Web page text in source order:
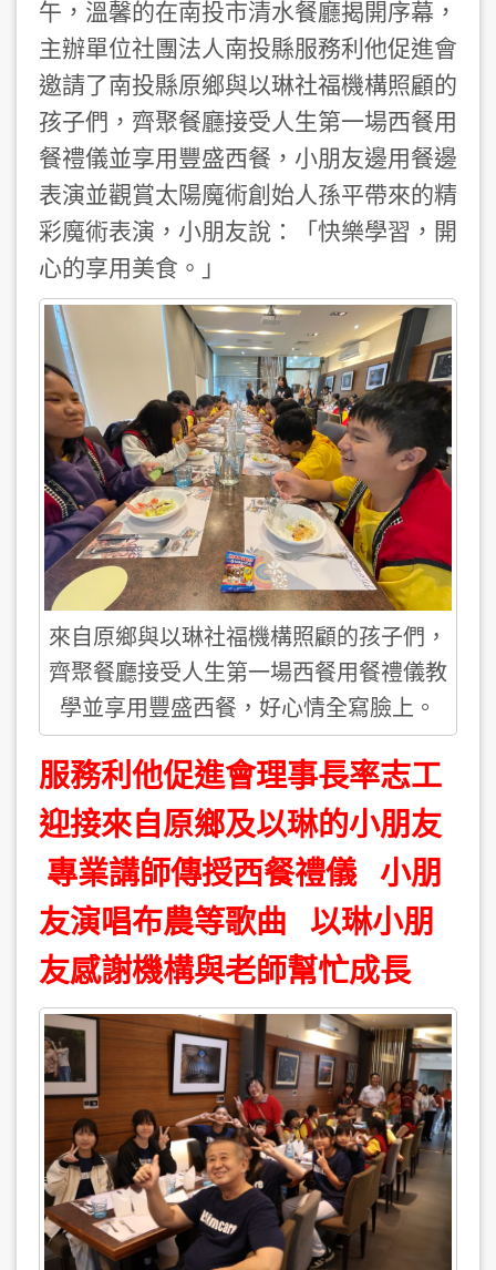
午，溫馨的在南投市清水餐廳揭開序幕，
主辦單位社團法人南投縣服務利他促進會
邀請了南投縣原鄉與以琳社福機構照顧的
孩子們，齊聚餐廳接受人生第一場西餐用
餐禮儀並享用豐盛西餐，小朋友邊用餐邊
表演並觀賞太陽魔術創始人孫平帶來的精
彩魔術表演，小朋友說：「快樂學習，開
心的享用美食。」
來自原鄉與以琳社福機構照顧的孩子們，
齊聚餐廳接受人生第一場西餐用餐禮儀教
學並享用豐盛西餐，好心情全寫臉上。
服務利他促進會理事長率志工
迎接來自原鄉及以琳的小朋友
專業講師傳授西餐禮儀 小朋
友演唱布農等歌曲 以琳小朋
友感謝機構與老師幫忙成長